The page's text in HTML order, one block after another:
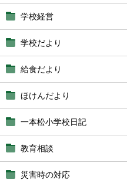
学校経営
学校だより
給食だより
ほけんだより
一本松小学校日記
教育相談
災害時の対応